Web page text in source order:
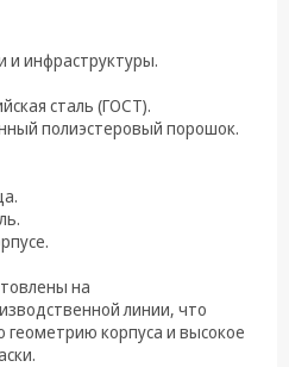
инфраструктуры.
сталь (ГОСТ).
полиэстеровый порошок.
на
линии, что
геометрию корпуса и высокое